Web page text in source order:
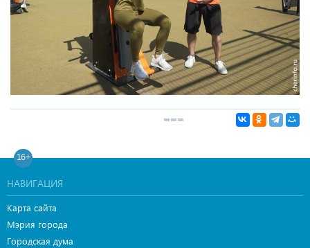
16+
НАВИГАЦИЯ
Карта сайта
Мэрия города
Городская дума